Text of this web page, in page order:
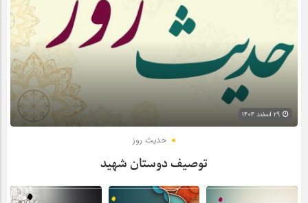
حدیث روز
توصیف دوستان شهید